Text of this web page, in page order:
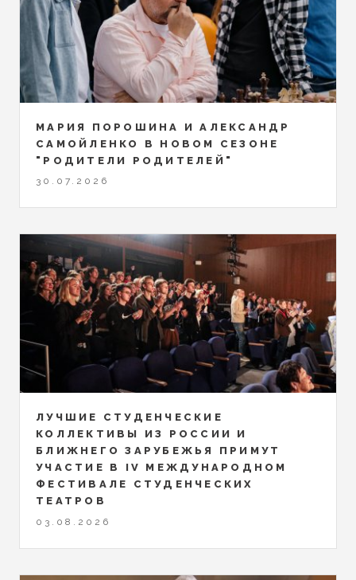
МАРИЯ ПОРОШИНА И АЛЕКСАНДР
САМОЙЛЕНКО В НОВОМ СЕЗОНЕ
"РОДИТЕЛИ РОДИТЕЛЕЙ"
30.07.2026
ЛУЧШИЕ СТУДЕНЧЕСКИЕ
КОЛЛЕКТИВЫ ИЗ РОССИИ И
БЛИЖНЕГО ЗАРУБЕЖЬЯ ПРИМУТ
УЧАСТИЕ В IV МЕЖДУНАРОДНОМ
ФЕСТИВАЛЕ СТУДЕНЧЕСКИХ
ТЕАТРОВ
03.08.2026